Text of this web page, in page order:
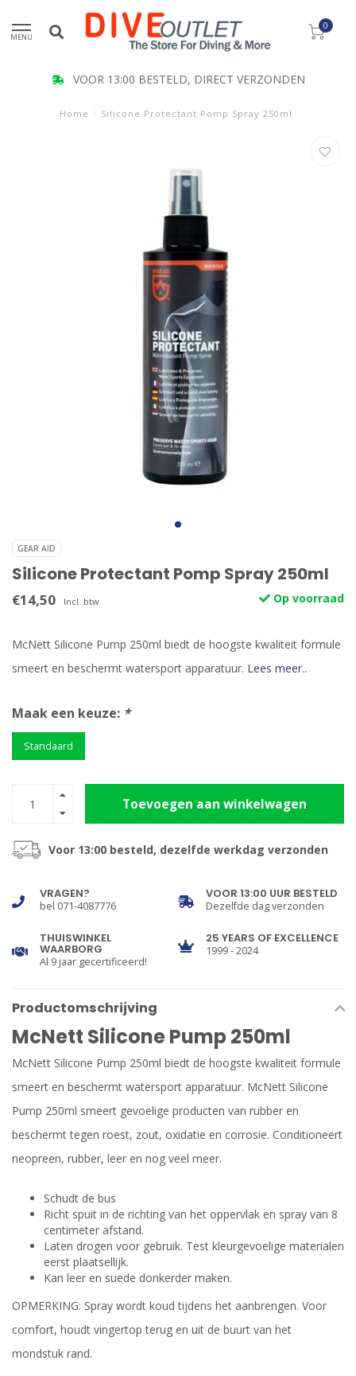
MENU
0
VOOR 13:00 BESTELD, DIRECT VERZONDEN
Home / Silicone Protectant Pomp Spray 250ml
GEAR AID
Silicone Protectant Pomp Spray 250ml
€14,50 Incl. btw Op voorraad
McNett Silicone Pump 250ml biedt de hoogste kwaliteit formule
smeert en beschermt watersport apparatuur. Lees meer..
Maak een keuze: *
Standaard
Toevoegen aan winkelwagen
Voor 13:00 besteld, dezelfde werkdag verzonden
VRAGEN?
bel 071-4087776
VOOR 13:00 UUR BESTELD
Dezelfde dag verzonden
THUISWINKEL
WAARBORG
Al 9 jaar gecertificeerd!
25 YEARS OF EXCELLENCE
1999 - 2024
Productomschrijving
McNett Silicone Pump 250ml
McNett Silicone Pump 250ml biedt de hoogste kwaliteit formule
smeert en beschermt watersport apparatuur. McNett Silicone
Pump 250ml smeert gevoelige producten van rubber en
beschermt tegen roest, zout, oxidatie en corrosie. Conditioneert
neopreen, rubber, leer en nog veel meer.
Schudt de bus
Richt spuit in de richting van het oppervlak en spray van 8
centimeter afstand.
Laten drogen voor gebruik. Test kleurgevoelige materialen
eerst plaatsellijk.
Kan leer en suede donkerder maken.
OPMERKING: Spray wordt koud tijdens het aanbrengen. Voor
comfort, houdt vingertop terug en uit de buurt van het
mondstuk rand.